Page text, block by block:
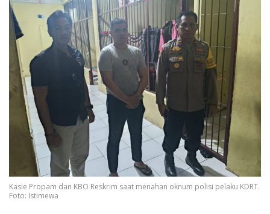
Kasie Propam dan KBO Reskrim saat menahan oknum polisi pelaku KDRT.
Foto: Istimewa